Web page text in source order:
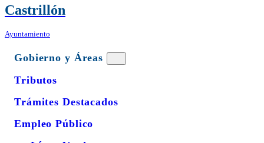
Castrillón
Ayuntamiento
Gobierno y Áreas
Tributos
Trámites Destacados
Empleo Público